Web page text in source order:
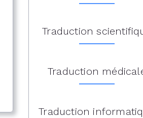
Traduction
Traduction
Traduction